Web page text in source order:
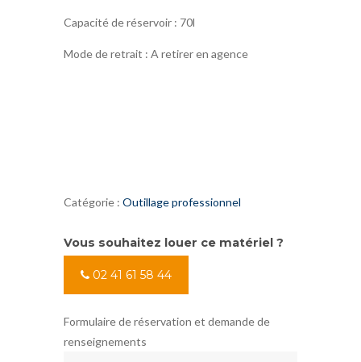
Capacité de réservoir : 70l
Mode de retrait : A retirer en agence
Catégorie : Outillage professionnel
Vous souhaitez louer ce matériel ?
02 41 61 58 44
Formulaire de réservation et demande de
renseignements